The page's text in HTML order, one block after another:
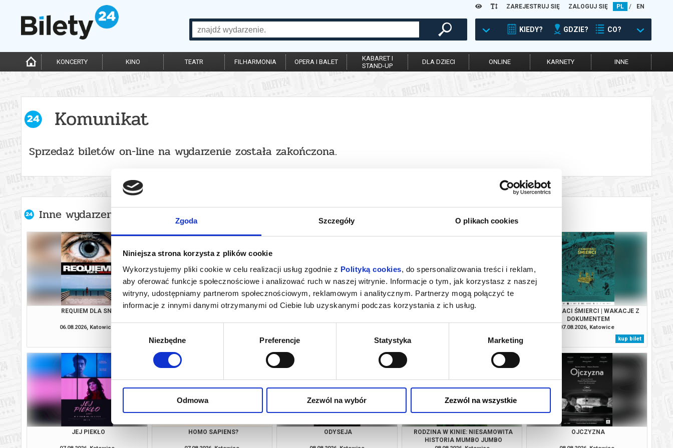
Zgoda Szczegóły O plikach cookies
Niniejsza strona korzysta z plików cookie
Wykorzystujemy pliki cookie w celu realizacji usług zgodnie z Polityką cookies, do spersonalizowania treści i reklam,
aby oferować funkcje społecznościowe i analizować ruch w naszej witrynie. Informacje o tym, jak korzystasz z naszej
witryny, udostępniamy partnerom społecznościowym, reklamowym i analitycznym. Partnerzy mogą połączyć te
informacje z innymi danymi otrzymanymi od Ciebie lub uzyskanymi podczas korzystania z ich usług.
Niezbędne Preferencje Statystyka Marketing
Odmowa Zezwól na wybór Zezwól na wszystkie
ZAREJESTRUJ SIĘ ZALOGUJ SIĘ PL / EN
KIEDY? GDZIE? CO?
KONCERTY KINO TEATR FILHARMONIA OPERA I BALET
KABARET I
STAND-UP
DLA DZIECI ONLINE KARNETY INNE
Komunikat
Sprzedaż biletów on-line na wydarzenie została zakończona.
Inne wydarzenia organizatora
REQUIEM DLA SNU
06.08.2026, Katowice
ODYSEJA
kup bilet
PEJZAŻ W KOLORZE SEPII
kup bilet
PRZEDPREMIERA: GORZKIE ŚWIĘTA |
kup bilet
KANDYDACI ŚMIERCI | WAKACJE Z
DOKUMENTEM
07.08.2026, Katowice
kup bilet
JEJ PIEKŁO HOMO SAPIENS? ODYSEJA
RODZINA W KINIE: NIESAMOWITA
HISTORIA MUMBO JUMBO
OJCZYZNA